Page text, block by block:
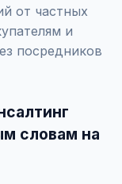
от частных
и
посредников
словам на